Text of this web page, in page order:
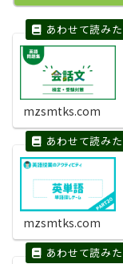
mzsmtks.com
mzsmtks.com